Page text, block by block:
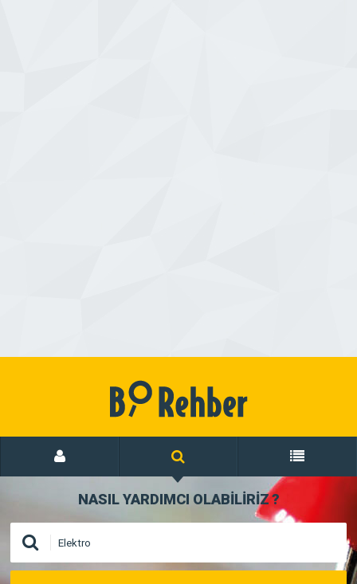
NASIL YARDIMCI OLABİLİRİZ?